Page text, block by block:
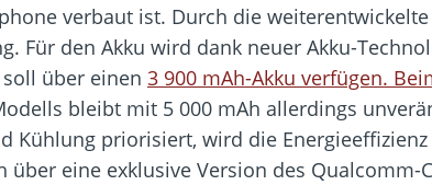
verbaut ist. Durch die
Für den Akku wird dank neuer Akku-
über einen 3 900 mAh-Akku verfügen.
bleibt mit 5 000 mAh allerdings
Kühlung priorisiert, wird die
über eine exklusive Version des